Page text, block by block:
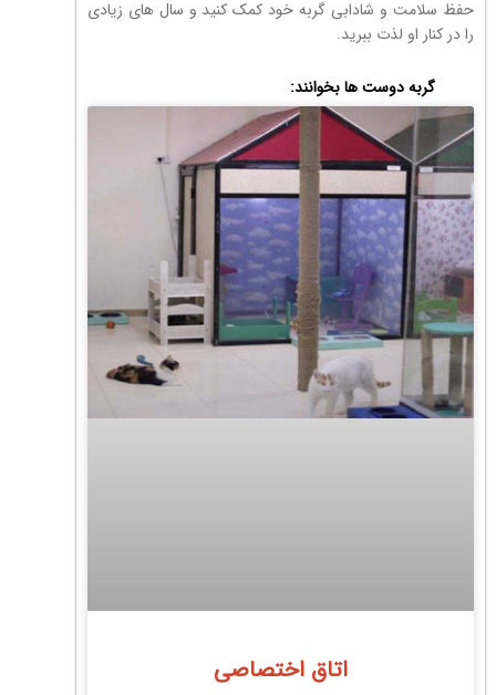
حفظ سلامت و شادابی گربه خود کمک کنید و سال های زیادی
را در کنار او لذت ببرید.
گربه دوست ها بخوانند:
اتاق اختصاصی